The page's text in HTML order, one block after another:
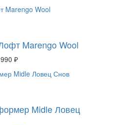
Marengo Wool
₽
Midle Ловец